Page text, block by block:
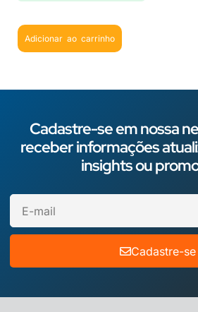
Adicionar ao carrinho
Cadastre-se em nossa
receber informações
insights ou
Cadastre-se